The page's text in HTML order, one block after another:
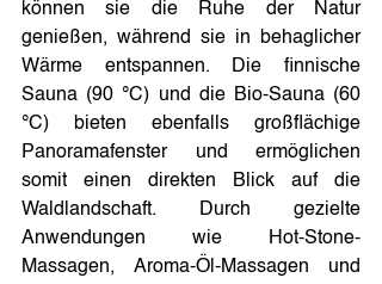
können sie die Ruhe der Natur
genießen, während sie in behaglicher
Wärme entspannen. Die finnische
Sauna (90 °C) und die Bio-Sauna (60
°C) bieten ebenfalls großflächige
Panoramafenster und ermöglichen
somit einen direkten Blick auf die
Waldlandschaft. Durch gezielte
Anwendungen wie Hot-Stone-
Massagen, Aroma-Öl-Massagen und